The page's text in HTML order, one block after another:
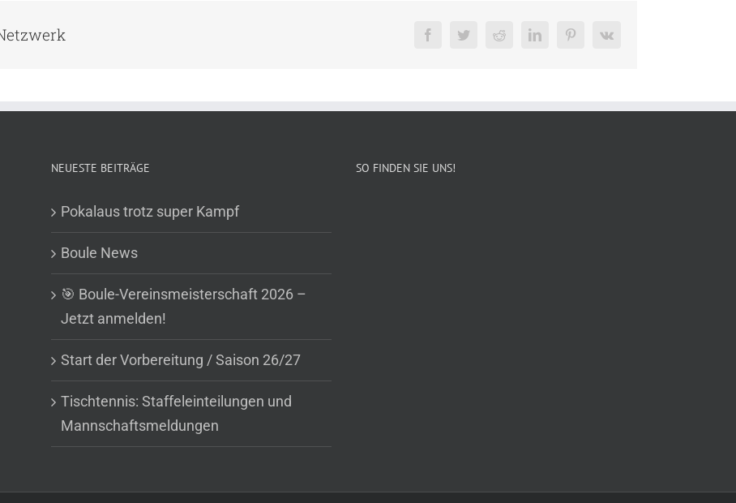
FacebookTwitterRedditLinkedInPinterestVk
NEUESTE BEITRÄGE
Pokalaus trotz super Kampf
Boule News
🎯 Boule-Vereinsmeisterschaft 2026 –
Jetzt anmelden!
Start der Vorbereitung / Saison 26/27
Tischtennis: Staffeleinteilungen und
Mannschaftsmeldungen
SO FINDEN SIE UNS!